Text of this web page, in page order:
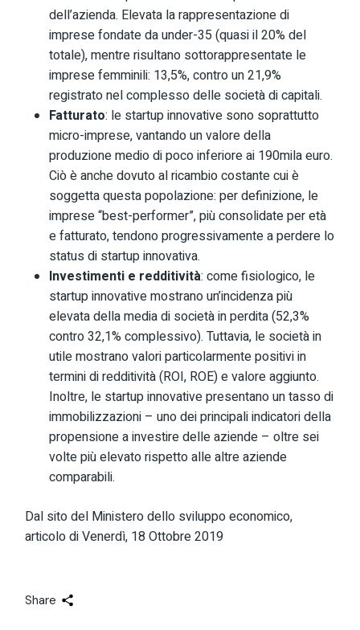
dell’azienda. Elevata la rappresentazione di
imprese fondate da under-35 (quasi il 20% del
totale), mentre risultano sottorappresentate le
imprese femminili: 13,5%, contro un 21,9%
registrato nel complesso delle società di capitali.
Fatturato: le startup innovative sono soprattutto
micro-imprese, vantando un valore della
produzione medio di poco inferiore ai 190mila euro.
Ciò è anche dovuto al ricambio costante cui è
soggetta questa popolazione: per definizione, le
imprese “best-performer”, più consolidate per età
e fatturato, tendono progressivamente a perdere lo
status di startup innovativa.
Investimenti e redditività: come fisiologico, le
startup innovative mostrano un’incidenza più
elevata della media di società in perdita (52,3%
contro 32,1% complessivo). Tuttavia, le società in
utile mostrano valori particolarmente positivi in
termini di redditività (ROI, ROE) e valore aggiunto.
Inoltre, le startup innovative presentano un tasso di
immobilizzazioni – uno dei principali indicatori della
propensione a investire delle aziende – oltre sei
volte più elevato rispetto alle altre aziende
comparabili.
Dal sito del Ministero dello sviluppo economico,
articolo di Venerdì, 18 Ottobre 2019
Share